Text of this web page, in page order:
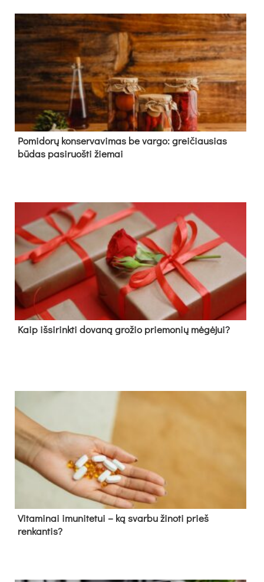
Pomidorų konservavimas be vargo: greičiausias
būdas pasiruošti žiemai
Kaip išsirinkti dovaną grožio priemonių mėgėjui?
Vitaminai imunitetui – ką svarbu žinoti prieš
renkantis?